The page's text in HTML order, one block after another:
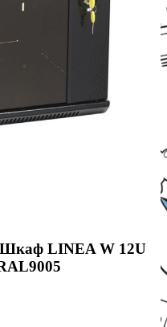
LINEA W 12U